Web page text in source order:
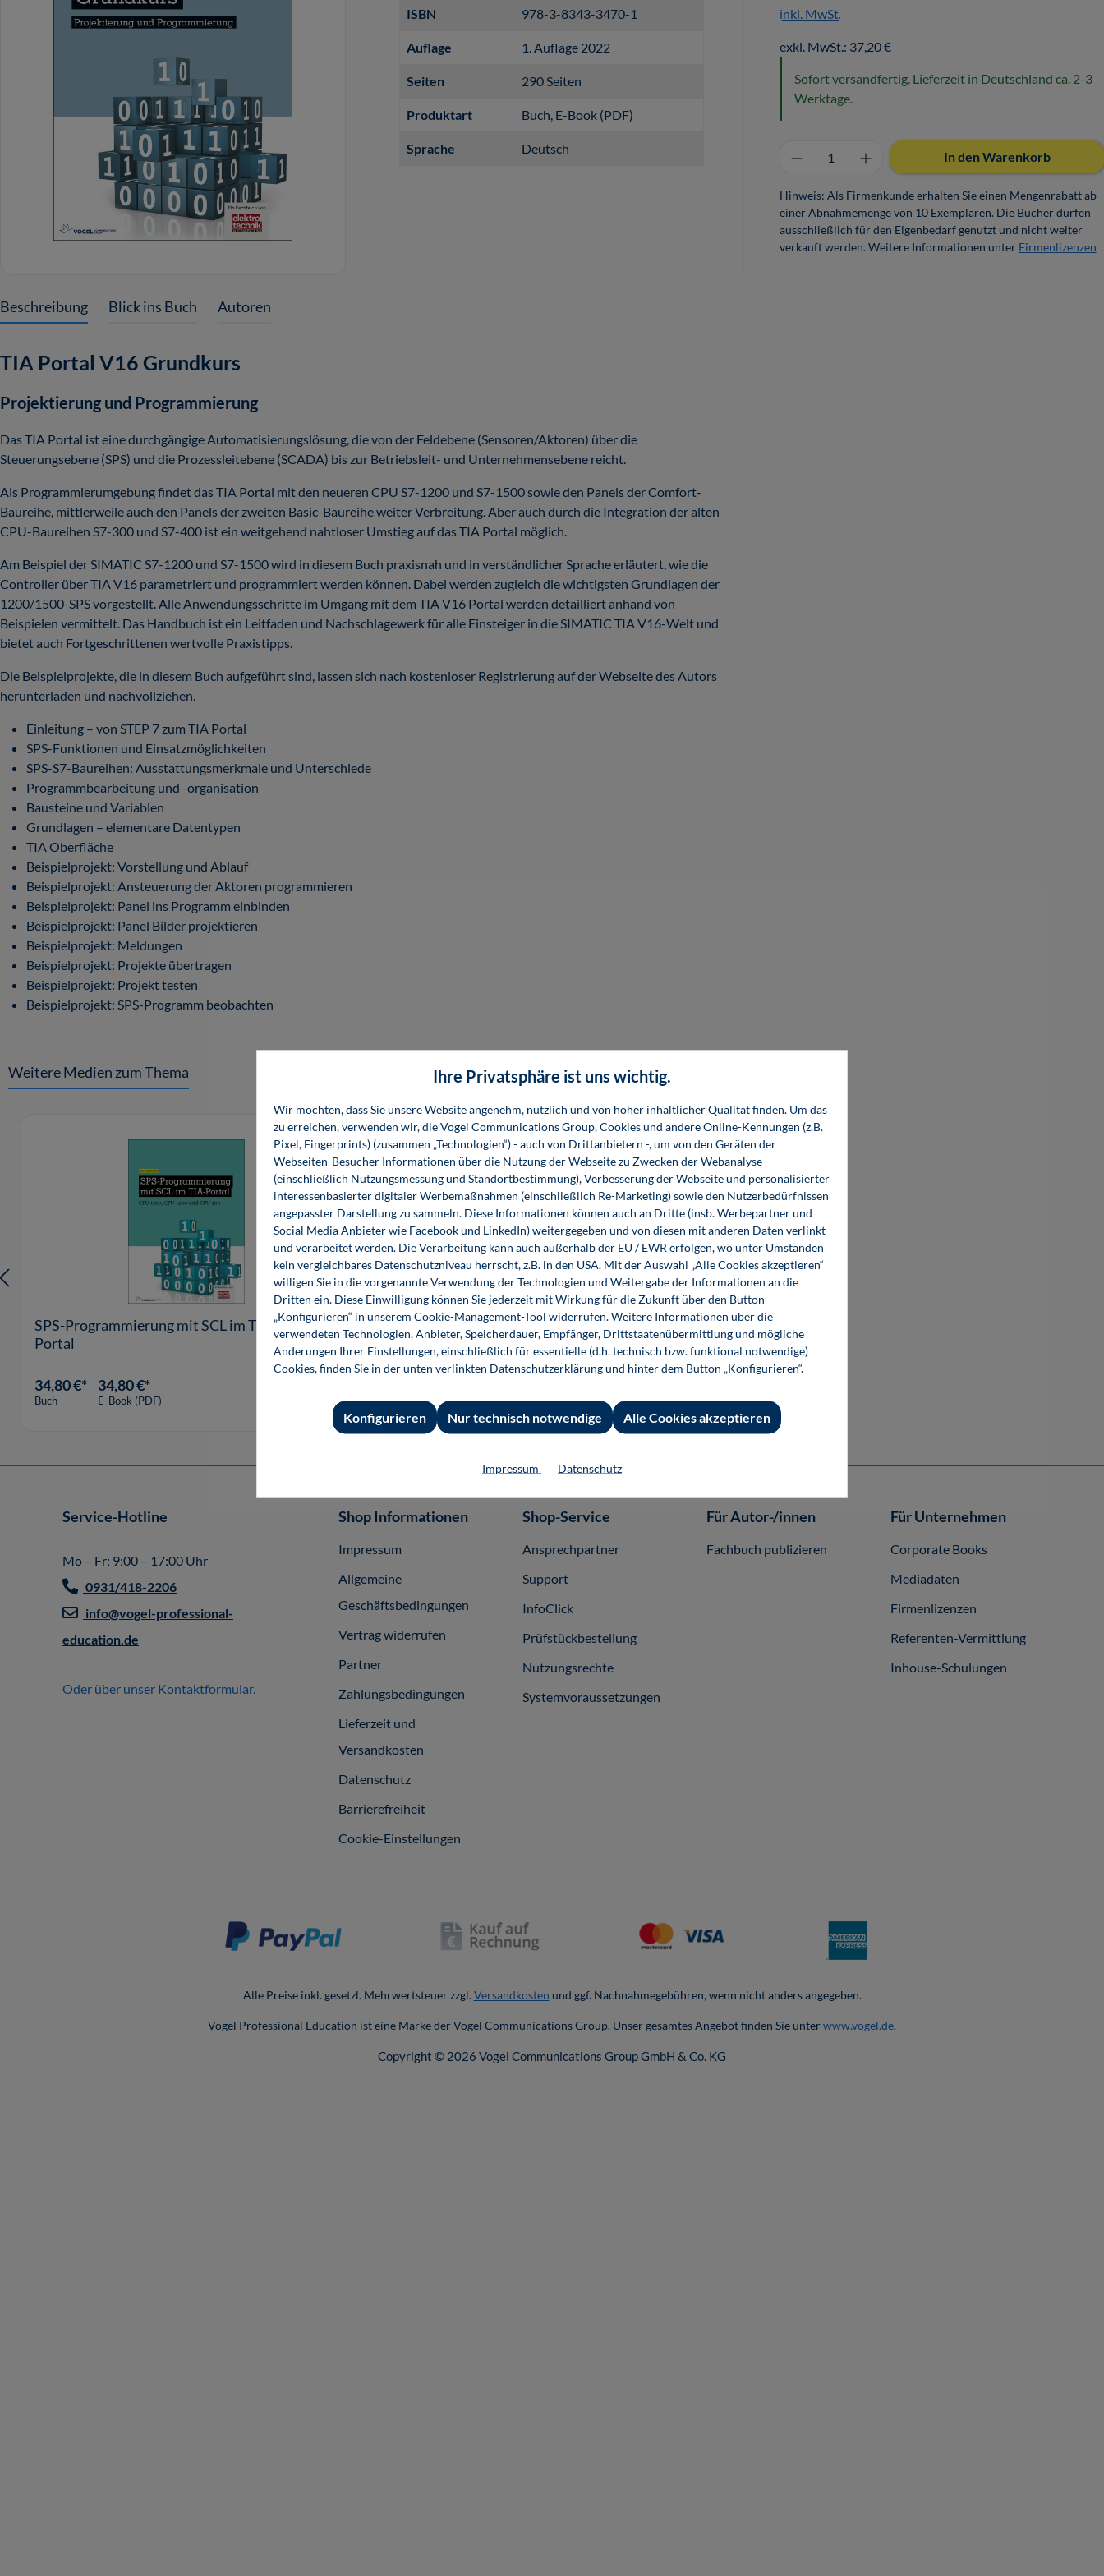
ISBN 978-3-8343-3470-1
Auflage 1. Auflage 2022
Seiten 290 Seiten
Produktart Buch, E-Book (PDF)
Sprache Deutsch
inkl. MwSt.
exkl. MwSt.: 37,20 €
Sofort versandfertig. Lieferzeit in Deutschland ca. 2-3
Werktage.
Produkt Anzahl: Gib denIn den Warenkorb
Hinweis: Als Firmenkunde erhalten Sie einen Mengenrabatt ab
einer Abnahmemenge von 10 Exemplaren. Die Bücher dürfen
ausschließlich für den Eigenbedarf genutzt und nicht weiter
verkauft werden. Weitere Informationen unter Firmenlizenzen
Beschreibung Blick ins Buch Autoren
TIA Portal V16 Grundkurs
Projektierung und Programmierung
Das TIA Portal ist eine durchgängige Automatisierungslösung, die von der Feldebene (Sensoren/Aktoren) über die
Steuerungsebene (SPS) und die Prozessleitebene (SCADA) bis zur Betriebsleit- und Unternehmensebene reicht.
Als Programmierumgebung findet das TIA Portal mit den neueren CPU S7-1200 und S7-1500 sowie den Panels der Comfort-
Baureihe, mittlerweile auch den Panels der zweiten Basic-Baureihe weiter Verbreitung. Aber auch durch die Integration der alten
CPU-Baureihen S7-300 und S7-400 ist ein weitgehend nahtloser Umstieg auf das TIA Portal möglich.
Am Beispiel der SIMATIC S7-1200 und S7-1500 wird in diesem Buch praxisnah und in verständlicher Sprache erläutert, wie die
Controller über TIA V16 parametriert und programmiert werden können. Dabei werden zugleich die wichtigsten Grundlagen der
1200/1500-SPS vorgestellt. Alle Anwendungsschritte im Umgang mit dem TIA V16 Portal werden detailliert anhand von
Beispielen vermittelt. Das Handbuch ist ein Leitfaden und Nachschlagewerk für alle Einsteiger in die SIMATIC TIA V16-Welt und
bietet auch Fortgeschrittenen wertvolle Praxistipps.
Die Beispielprojekte, die in diesem Buch aufgeführt sind, lassen sich nach kostenloser Registrierung auf der Webseite des Autors
herunterladen und nachvollziehen.
Einleitung – von STEP 7 zum TIA Portal
SPS-Funktionen und Einsatzmöglichkeiten
SPS-S7-Baureihen: Ausstattungsmerkmale und Unterschiede
Programmbearbeitung und -organisation
Bausteine und Variablen
Grundlagen – elementare Datentypen
TIA Oberfläche
Beispielprojekt: Vorstellung und Ablauf
Beispielprojekt: Ansteuerung der Aktoren programmieren
Beispielprojekt: Panel ins Programm einbinden
Beispielprojekt: Panel Bilder projektieren
Beispielprojekt: Meldungen
Beispielprojekt: Projekte übertragen
Beispielprojekt: Projekt testen
Beispielprojekt: SPS-Programm beobachten
Weitere Medien zum Thema
SPS-Programmierung mit SCL im TIA-
Portal
34,80 €*
Buch
34,80 €*
E-Book (PDF)
SPS-Programmierung mit ST
Buch E-Book (PDF)
Strukturierte Automatisierungssysteme
Buch
Service-Hotline
Mo – Fr: 9:00 – 17:00 Uhr
0931/418-2206
info@vogel-professional-
education.de
Oder über unser Kontaktformular.
Shop Informationen
Impressum
Allgemeine
Geschäftsbedingungen
Vertrag widerrufen
Partner
Zahlungsbedingungen
Lieferzeit und
Versandkosten
Datenschutz
Barrierefreiheit
Cookie-Einstellungen
Shop-Service
Ansprechpartner
Support
InfoClick
Prüfstückbestellung
Nutzungsrechte
Systemvoraussetzungen
Für Autor-/innen
Fachbuch publizieren
Für Unternehmen
Corporate Books
Mediadaten
Firmenlizenzen
Referenten-Vermittlung
Inhouse-Schulungen
Alle Preise inkl. gesetzl. Mehrwertsteuer zzgl. Versandkosten und ggf. Nachnahmegebühren, wenn nicht anders angegeben.
Vogel Professional Education ist eine Marke der Vogel Communications Group. Unser gesamtes Angebot finden Sie unterwww.vogel.de.
Copyright © 2026 Vogel Communications Group GmbH & Co. KG
Ihre Privatsphäre ist uns wichtig.
Wir möchten, dass Sie unsere Website angenehm, nützlich und von hoher inhaltlicher Qualität finden. Um das
zu erreichen, verwenden wir, die Vogel Communications Group, Cookies und andere Online-Kennungen (z.B.
Pixel, Fingerprints) (zusammen „Technologien“) - auch von Drittanbietern -, um von den Geräten der
Webseiten-Besucher Informationen über die Nutzung der Webseite zu Zwecken der Webanalyse
(einschließlich Nutzungsmessung und Standortbestimmung), Verbesserung der Webseite und personalisierter
interessenbasierter digitaler Werbemaßnahmen (einschließlich Re-Marketing) sowie den Nutzerbedürfnissen
angepasster Darstellung zu sammeln. Diese Informationen können auch an Dritte (insb. Werbepartner und
Social Media Anbieter wie Facebook und LinkedIn) weitergegeben und von diesen mit anderen Daten verlinkt
und verarbeitet werden. Die Verarbeitung kann auch außerhalb der EU / EWR erfolgen, wo unter Umständen
kein vergleichbares Datenschutzniveau herrscht, z.B. in den USA. Mit der Auswahl „Alle Cookies akzeptieren“
willigen Sie in die vorgenannte Verwendung der Technologien und Weitergabe der Informationen an die
Dritten ein. Diese Einwilligung können Sie jederzeit mit Wirkung für die Zukunft über den Button
„Konfigurieren“ in unserem Cookie-Management-Tool widerrufen. Weitere Informationen über die
verwendeten Technologien, Anbieter, Speicherdauer, Empfänger, Drittstaatenübermittlung und mögliche
Änderungen Ihrer Einstellungen, einschließlich für essentielle (d.h. technisch bzw. funktional notwendige)
Cookies, finden Sie in der unten verlinkten Datenschutzerklärung und hinter dem Button „Konfigurieren“.
Nur technisch notwendige
Konfigurieren Alle Cookies akzeptieren
Impressum Datenschutz